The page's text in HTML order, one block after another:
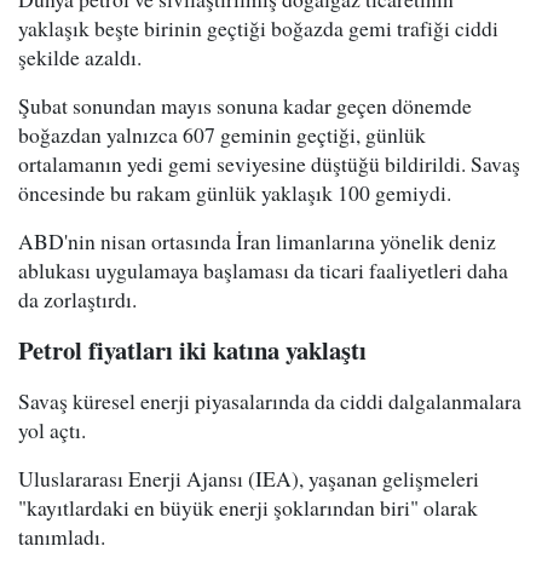
yaklaşık beşte birinin geçtiği boğazda gemi trafiği ciddi
şekilde azaldı.
Şubat sonundan mayıs sonuna kadar geçen dönemde
boğazdan yalnızca 607 geminin geçtiği, günlük
ortalamanın yedi gemi seviyesine düştüğü bildirildi. Savaş
öncesinde bu rakam günlük yaklaşık 100 gemiydi.
ABD'nin nisan ortasında İran limanlarına yönelik deniz
ablukası uygulamaya başlaması da ticari faaliyetleri daha
da zorlaştırdı.
Petrol fiyatları iki katına yaklaştı
Savaş küresel enerji piyasalarında da ciddi dalgalanmalara
yol açtı.
Uluslararası Enerji Ajansı (IEA), yaşanan gelişmeleri
"kayıtlardaki en büyük enerji şoklarından biri" olarak
tanımladı.